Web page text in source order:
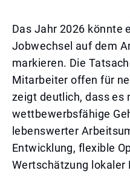
Das Jahr 2026 könnte
Jobwechsel auf dem
markieren. Die
Mitarbeiter offen für
zeigt deutlich, dass es
wettbewerbsfähige
lebenswerter
Entwicklung, flexible
Wertschätzung lokaler